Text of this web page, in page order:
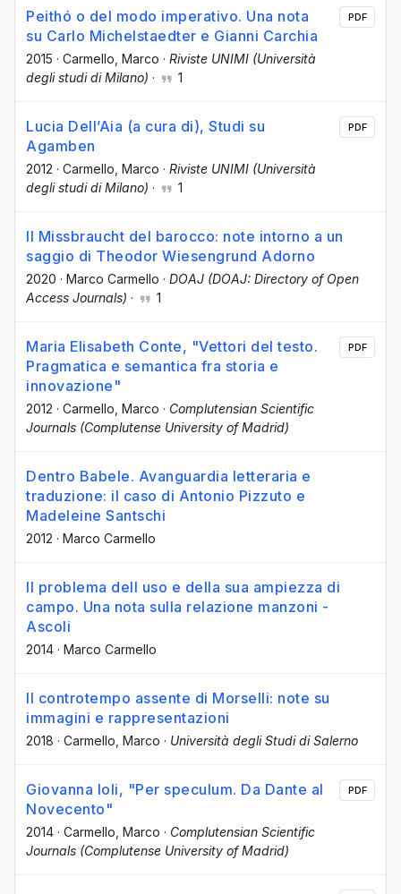
Peithó o del modo imperativo. Una nota
su Carlo Michelstaedter e Gianni Carchia
2015 · Carmello, Marco · Riviste UNIMI (Università
degli studi di Milano) · 1
PDF
Lucia Dell’Aia (a cura di), Studi su
Agamben
2012 · Carmello, Marco · Riviste UNIMI (Università
degli studi di Milano) · 1
PDF
Il Missbraucht del barocco: note intorno a un
saggio di Theodor Wiesengrund Adorno
2020 · Marco Carmello · DOAJ (DOAJ: Directory of Open
Access Journals) · 1
Maria Elisabeth Conte, "Vettori del testo.
Pragmatica e semantica fra storia e
innovazione"
2012 · Carmello, Marco · Complutensian Scientific
Journals (Complutense University of Madrid)
PDF
Dentro Babele. Avanguardia letteraria e
traduzione: il caso di Antonio Pizzuto e
Madeleine Santschi
2012 · Marco Carmello
Il problema dell uso e della sua ampiezza di
campo. Una nota sulla relazione manzoni -
Ascoli
2014 · Marco Carmello
Il controtempo assente di Morselli: note su
immagini e rappresentazioni
2018 · Carmello, Marco · Università degli Studi di Salerno
Giovanna Ioli, "Per speculum. Da Dante al
Novecento"
2014 · Carmello, Marco · Complutensian Scientific
Journals (Complutense University of Madrid)
PDF